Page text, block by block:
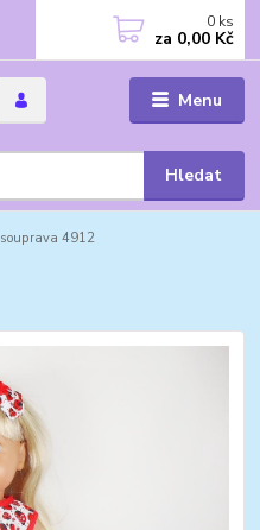
Menu
Hledat
0 ks
za 0,00 Kč
souprava 4912